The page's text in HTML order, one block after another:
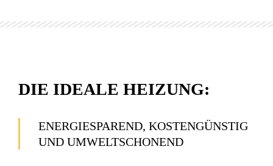
DIE IDEALE HEIZUNG:
ENERGIESPAREND, KOSTENGÜNSTIG
UND UMWELTSCHONEND